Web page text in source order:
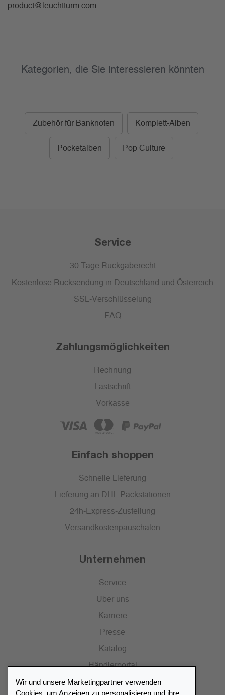
product@leuchtturm.com
Kategorien, die Sie interessieren könnten
Zubehör für Banknoten Komplett-Alben
Pocketalben Pop Culture
Service
30 Tage Rückgaberecht
Kostenlose Rücksendung in Deutschland und Österreich
SSL-Verschlüsselung
FAQ
Zahlungsmöglichkeiten
Rechnung
Lastschrift
Vorkasse
Einfach shoppen
Schnelle Lieferung
Lieferung an DHL Packstationen
24h-Express-Zustellung
Versandkostenpauschalen
Unternehmen
Service
Über uns
Karriere
Presse
Katalog
Händlerportal
Wir und unsere Marketingpartner verwenden
Cookies, um Anzeigen zu personalisieren und ihre